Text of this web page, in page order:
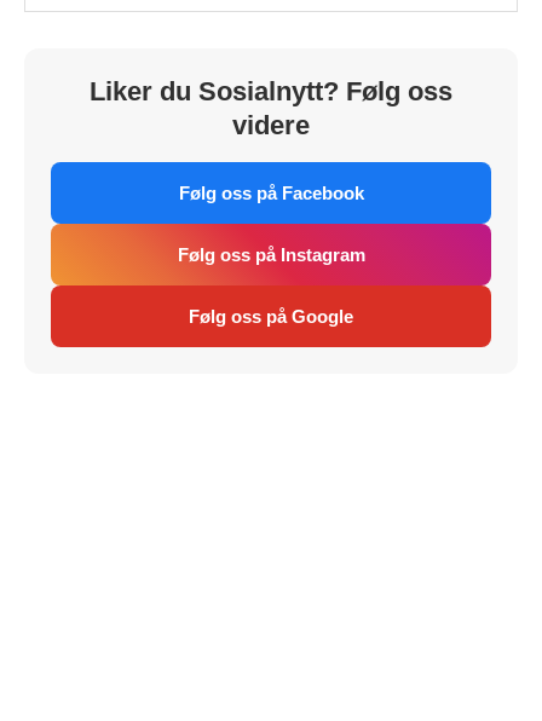
Liker du Sosialnytt? Følg oss
videre
Følg oss på Facebook
Følg oss på Instagram
Følg oss på Google